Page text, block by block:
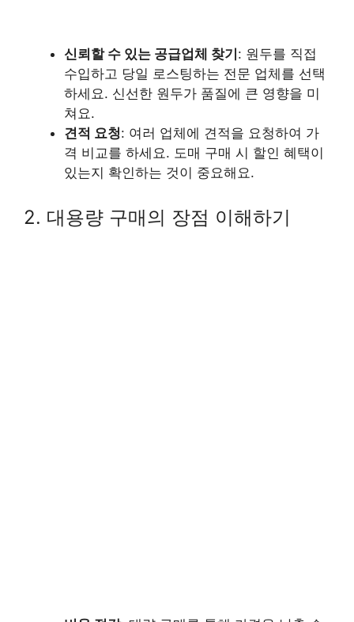
신뢰할 수 있는 공급업체 찾기 : 원두를 직접
수입하고 당일 로스팅하는 전문 업체를 선택
하세요. 신선한 원두가 품질에 큰 영향을 미
쳐요.
견적 요청: 여러 업체에 견적을 요청하여 가
격 비교를 하세요. 도매 구매 시 할인 혜택이
있는지 확인하는 것이 중요해요.
2. 대용량 구매의 장점 이해하기